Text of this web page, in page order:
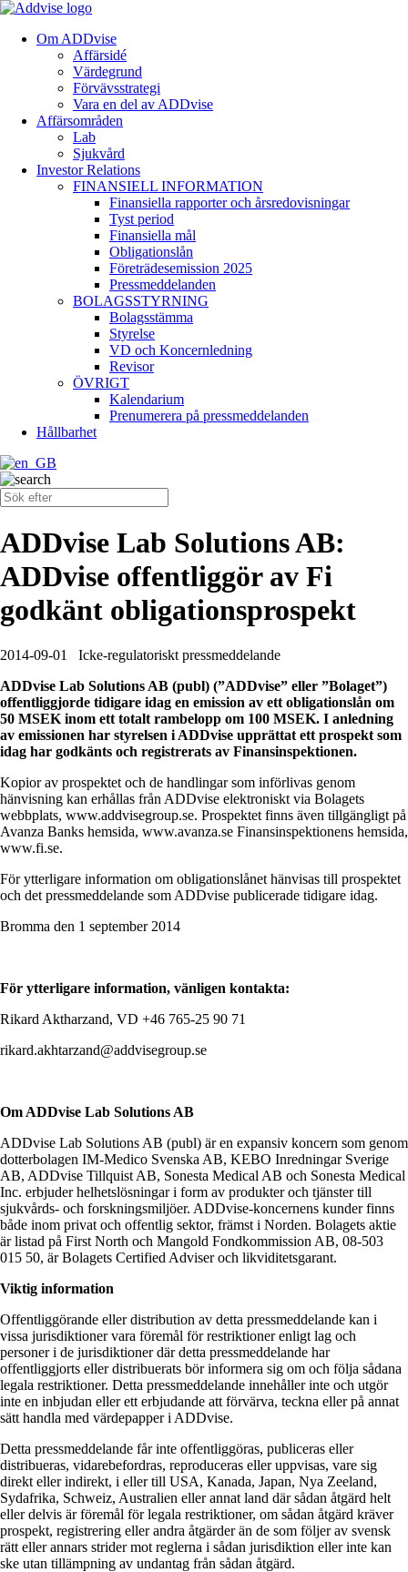
Om ADDvise
Affärsidé
Värdegrund
Förvävsstrategi
Vara en del av ADDvise
Affärsområden
Lab
Sjukvård
Investor Relations
FINANSIELL INFORMATION
Finansiella rapporter och årsredovisningar
Tyst period
Finansiella mål
Obligationslån
Företrädesemission 2025
Pressmeddelanden
BOLAGSSTYRNING
Bolagsstämma
Styrelse
VD och Koncernledning
Revisor
ÖVRIGT
Kalendarium
Prenumerera på pressmeddelanden
Hållbarhet
ADDvise Lab Solutions AB:
ADDvise offentliggör av Fi
godkänt obligationsprospekt
2014-09-01
Icke-regulatoriskt pressmeddelande
ADDvise Lab Solutions AB (publ) (”ADDvise” eller ”Bolaget”)
offentliggjorde tidigare idag en emission av ett obligationslån om
50 MSEK inom ett totalt rambelopp om 100 MSEK. I anledning
av emissionen har styrelsen i ADDvise upprättat ett prospekt som
idag har godkänts och registrerats av Finansinspektionen.
Kopior av prospektet och de handlingar som införlivas genom
hänvisning kan erhållas från ADDvise elektroniskt via Bolagets
webbplats, www.addvisegroup.se. Prospektet finns även tillgängligt på
Avanza Banks hemsida, www.avanza.se Finansinspektionens hemsida,
www.fi.se.
För ytterligare information om obligationslånet hänvisas till prospektet
och det pressmeddelande som ADDvise publicerade tidigare idag.
Bromma den 1 september 2014
För ytterligare information, vänligen kontakta:
Rikard Aktharzand, VD +46 765-25 90 71
rikard.akhtarzand@addvisegroup.se
Om ADDvise Lab Solutions AB
ADDvise Lab Solutions AB (publ) är en expansiv koncern som genom
dotterbolagen IM-Medico Svenska AB, KEBO Inredningar Sverige
AB, ADDvise Tillquist AB, Sonesta Medical AB och Sonesta Medical
Inc. erbjuder helhetslösningar i form av produkter och tjänster till
sjukvårds- och forskningsmiljöer. ADDvise-koncernens kunder finns
både inom privat och offentlig sektor, främst i Norden. Bolagets aktie
är listad på First North och Mangold Fondkommission AB, 08-503
015 50, är Bolagets Certified Adviser och likviditetsgarant.
Viktig information
Offentliggörande eller distribution av detta pressmeddelande kan i
vissa jurisdiktioner vara föremål för restriktioner enligt lag och
personer i de jurisdiktioner där detta pressmeddelande har
offentliggjorts eller distribuerats bör informera sig om och följa sådana
legala restriktioner. Detta pressmeddelande innehåller inte och utgör
inte en inbjudan eller ett erbjudande att förvärva, teckna eller på annat
sätt handla med värdepapper i ADDvise.
Detta pressmeddelande får inte offentliggöras, publiceras eller
distribueras, vidarebefordras, reproduceras eller uppvisas, vare sig
direkt eller indirekt, i eller till USA, Kanada, Japan, Nya Zeeland,
Sydafrika, Schweiz, Australien eller annat land där sådan åtgärd helt
eller delvis är föremål för legala restriktioner, om sådan åtgärd kräver
prospekt, registrering eller andra åtgärder än de som följer av svensk
rätt eller annars strider mot reglerna i sådan jurisdiktion eller inte kan
ske utan tillämpning av undantag från sådan åtgärd.